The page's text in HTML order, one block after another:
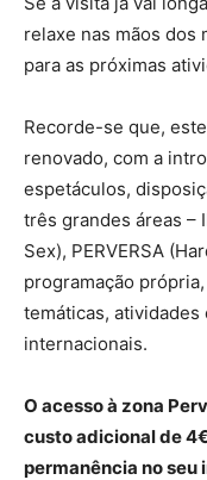
relaxe nas mãos dos
para as próximas
Recorde-se que,
renovado, com a
espetáculos,
três grandes áreas –
Sex), PERVERSA
programação
temáticas,
internacionais.
O acesso à zona
custo adicional de
permanência no seu